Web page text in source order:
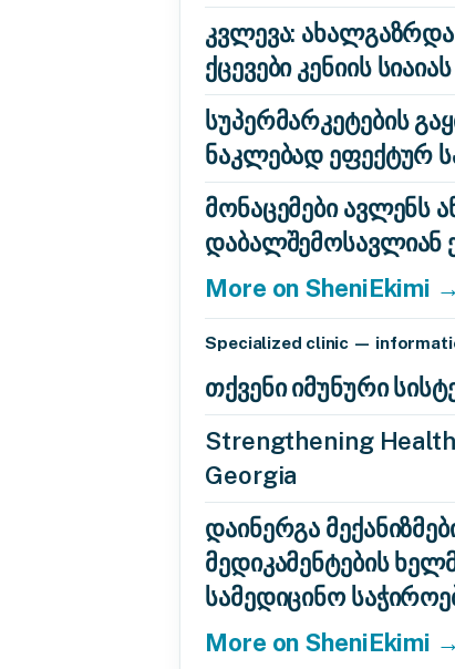
კვლევა: ახალგაზრდა
ქცევები კენიის
სუპერმარკეტების
ნაკლებად ეფექტურ
მონაცემები ავლენს
დაბალშემოსავლიან
More on SheniEkimi →
Specialized clinic —
თქვენი იმუნური
Strengthening
Georgia
დაინერგა
მედიკამენტების
სამედიცინო
More on SheniEkimi →